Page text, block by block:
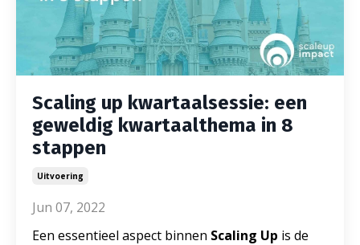
Scaling up kwartaalsessie: een
geweldig kwartaalthema in 8
stappen
Uitvoering
Jun 07, 2022
Een essentieel aspect binnen Scaling Up is de